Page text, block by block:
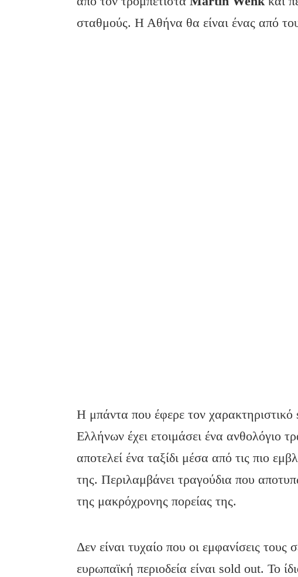
σταθμούς. Η Αθήνα θα είναι ένας από
Η μπάντα που έφερε τον χαρακτηριστικό
Ελλήνων έχει ετοιμάσει ένα ανθολόγιο
αποτελεί ένα ταξίδι μέσα από τις πιο
της. Περιλαμβάνει τραγούδια που
της μακρόχρονης πορείας της.
Δεν είναι τυχαίο που οι εμφανίσεις τους
ευρωπαϊκή περιοδεία είναι sold out. Το